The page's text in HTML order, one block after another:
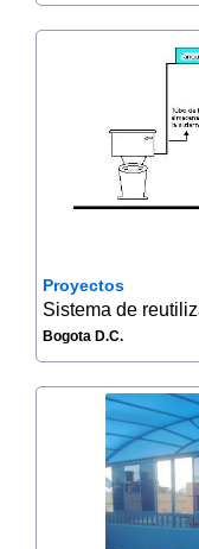
Proyectos
Sistema de
Bogota D.C.